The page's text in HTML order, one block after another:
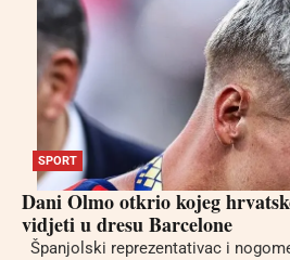
SPORT
Dani Olmo otkrio kojeg
vidjeti u dresu Barcelone
Španjolski reprezentativac i